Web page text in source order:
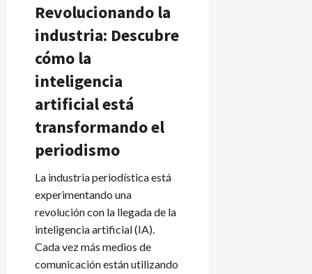
Revolucionando la
industria: Descubre
cómo la
inteligencia
artificial está
transformando el
periodismo
La industria periodística está
experimentando una
revolución con la llegada de la
inteligencia artificial (IA).
Cada vez más medios de
comunicación están utilizando